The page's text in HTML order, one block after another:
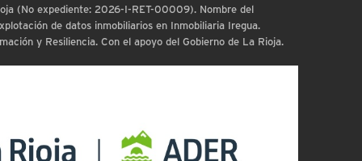
(No expediente: 2026-I-RET-00009). Nombre del
de datos inmobiliarios en Inmobiliaria Iregua.
y Resiliencia. Con el apoyo del Gobierno de La Rioja.